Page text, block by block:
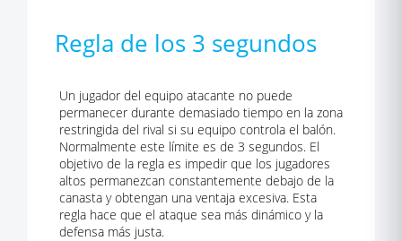
Regla de los 3 segundos
Un jugador del equipo atacante no puede
permanecer durante demasiado tiempo en la zona
restringida del rival si su equipo controla el balón.
Normalmente este límite es de 3 segundos. El
objetivo de la regla es impedir que los jugadores
altos permanezcan constantemente debajo de la
canasta y obtengan una ventaja excesiva. Esta
regla hace que el ataque sea más dinámico y la
defensa más justa.